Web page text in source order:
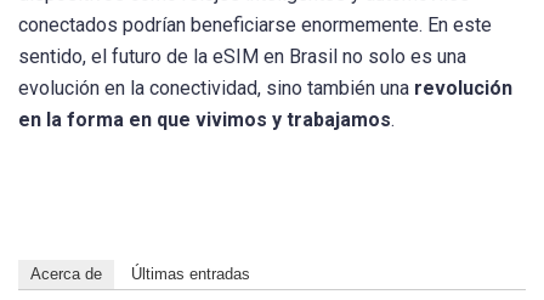
conectados podrían beneficiarse enormemente. En este
sentido, el futuro de la eSIM en Brasil no solo es una
evolución en la conectividad, sino también una revolución
en la forma en que vivimos y trabajamos.
Acerca de Últimas entradas